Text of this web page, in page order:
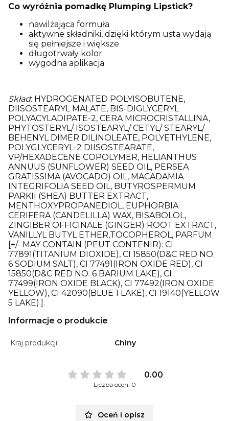
Co wyróżnia pomadkę Plumping Lipstick?
nawilżająca formuła
aktywne składniki, dzięki którym usta wydają
się pełniejsze i większe
długotrwały kolor
wygodna aplikacja
Skład: HYDROGENATED POLYISOBUTENE,
DIISOSTEARYL MALATE, BIS-DIGLYCERYL
POLYACYLADIPATE-2, CERA MICROCRISTALLINA,
PHYTOSTERYL/ ISOSTEARYL/ CETYL/ STEARYL/
BEHENYL DIMER DILINOLEATE, POLYETHYLENE,
POLYGLYCERYL-2 DIISOSTEARATE,
VP/HEXADECENE COPOLYMER, HELIANTHUS
ANNUUS (SUNFLOWER) SEED OIL, PERSEA
GRATISSIMA (AVOCADO) OIL, MACADAMIA
INTEGRIFOLIA SEED OIL, BUTYROSPERMUM
PARKII (SHEA) BUTTER EXTRACT,
MENTHOXYPROPANEDIOL, EUPHORBIA
CERIFERA (CANDELILLA) WAX, BISABOLOL,
ZINGIBER OFFICINALE (GINGER) ROOT EXTRACT,
VANILLYL BUTYL ETHER,TOCOPHEROL, PARFUM.
[+/- MAY CONTAIN (PEUT CONTENIR): CI
77891(TITANIUM DIOXIDE), CI 15850(D&C RED NO.
6 SODIUM SALT), CI 77491(IRON OXIDE RED), CI
15850(D&C RED NO. 6 BARIUM LAKE), CI
77499(IRON OXIDE BLACK), CI 77492(IRON OXIDE
YELLOW), CI 42090(BLUE 1 LAKE), CI 19140(YELLOW
5 LAKE).].
Informacje o produkcie
Kraj produkcji Chiny
0.00
Liczba ocen: 0
Oceń i opisz